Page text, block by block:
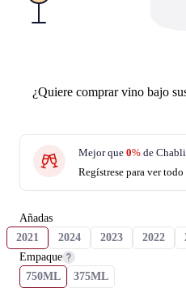
¿Quiere comprar vino bajo
Mejor que 0% de
Regístrese para ver
Añadas
2021
2024 2023 2022
Empaque
750ML
375ML